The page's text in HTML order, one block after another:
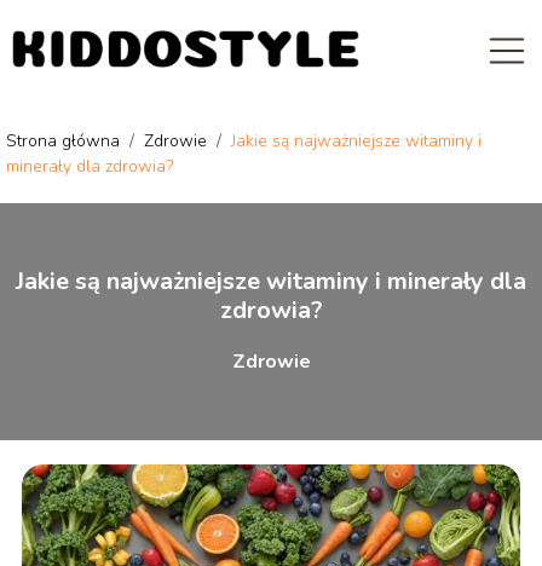
Strona główna / Zdrowie /Jakie są najważniejsze witaminy i
minerały dla zdrowia?
Jakie są najważniejsze witaminy i minerały dla
zdrowia?
Zdrowie